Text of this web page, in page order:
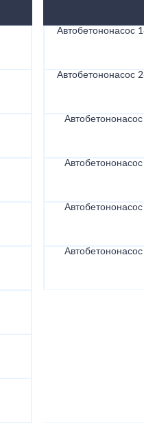
Автобетононасос
Автобетононасос